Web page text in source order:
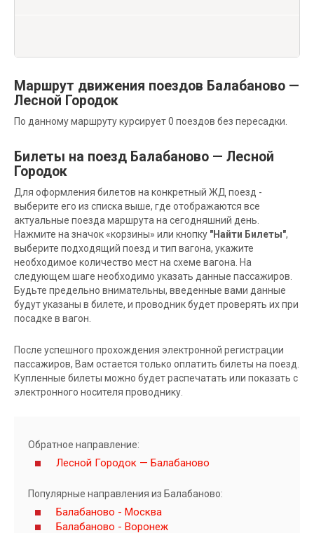
Маршрут движения поездов Балабаново —
Лесной Городок
По данному маршруту курсирует 0 поездов без пересадки.
Билеты на поезд Балабаново — Лесной
Городок
Для оформления билетов на конкретный ЖД поезд -
выберите его из списка выше, где отображаются все
актуальные поезда маршрута на сегодняшний день.
Нажмите на значок «корзины» или кнопку "Найти Билеты",
выберите подходящий поезд и тип вагона, укажите
необходимое количество мест на схеме вагона. На
следующем шаге необходимо указать данные пассажиров.
Будьте предельно внимательны, введенные вами данные
будут указаны в билете, и проводник будет проверять их при
посадке в вагон.
После успешного прохождения электронной регистрации
пассажиров, Вам остается только оплатить билеты на поезд.
Купленные билеты можно будет распечатать или показать с
электронного носителя проводнику.
Обратное направление:
Лесной Городок — Балабаново
Популярные направления из Балабаново:
Балабаново - Москва
Балабаново - Воронеж